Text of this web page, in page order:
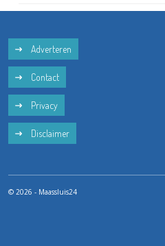
Adverteren
Contact
Privacy
Disclaimer
© 2026 - Maassluis24